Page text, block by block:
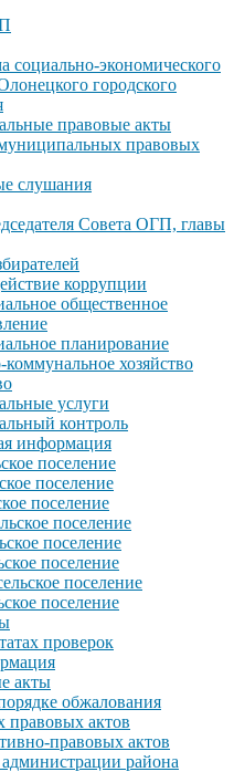
социально-экономического
городского
правовые акты
правовых
слушания
Совета ОГП, главы
коррупции
общественное
планирование
хозяйство
услуги
контроль
информация
поселение
поселение
поселение
поселение
поселение
поселение
поселение
поселение
проверок
акты
обжалования
актов
правовых актов
района